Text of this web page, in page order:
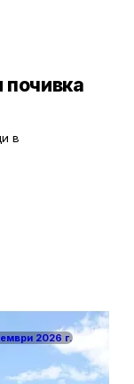
в
2026 г.